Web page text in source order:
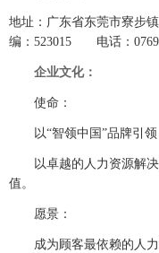
地址：广东省东莞市寮步
编：523015 电话：0769-
企业文化：
使命：
以“智领中国”品牌引领
以卓越的人力资源解决
值。
愿景：
成为顾客最依赖的人力